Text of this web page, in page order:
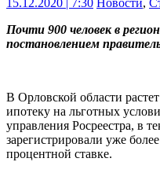
15.12.2020 | 7:30 Новости,
Почти 900 человек в
постановлением
В Орловской области
ипотеку на льготных
управления Росреестра, в
зарегистрировали уже
процентной ставке.